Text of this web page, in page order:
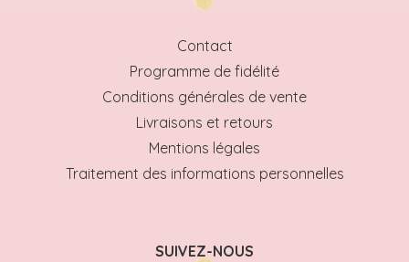
Contact
Programme de fidélité
Conditions générales de vente
Livraisons et retours
Mentions légales
Traitement des informations personnelles
SUIVEZ-NOUS